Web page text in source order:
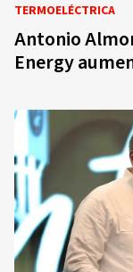
TERMOELÉCTRICA
Antonio
Energy